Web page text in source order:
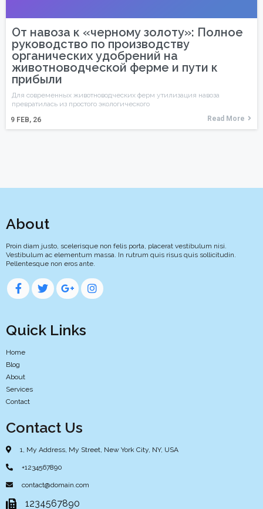
От навоза к «черному золоту»: Полное
руководство по производству
органических удобрений на
животноводческой ферме и пути к
прибыли
9 FEB, 26
Для современных животноводческих ферм утилизация навоза
превратилась из простого экологического
Read More
About
Proin diam justo, scelerisque non felis porta, placerat vestibulum nisi.
Vestibulum ac elementum massa. In rutrum quis risus quis sollicitudin.
Pellentesque non eros ante.
Quick Links
Home
Blog
About
Services
Contact
Contact Us
1, My Address, My Street, New York City, NY, USA
+1234567890
contact@domain.com
1234567890